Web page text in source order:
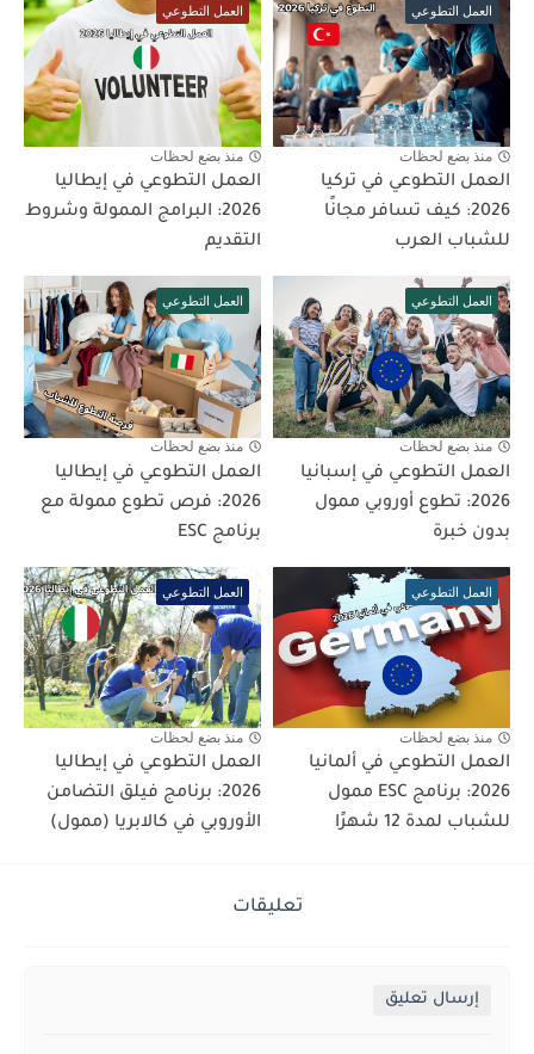
العمل التطوعي
منذ بضع لحظات
العمل التطوعي في تركيا
2026: كيف تسافر مجانًا
للشباب العرب
العمل التطوعي
منذ بضع لحظات
العمل التطوعي في إيطاليا
2026: البرامج الممولة وشروط
التقديم
العمل التطوعي
منذ بضع لحظات
العمل التطوعي في إسبانيا
2026: تطوع أوروبي ممول
بدون خبرة
العمل التطوعي
منذ بضع لحظات
العمل التطوعي في إيطاليا
2026: فرص تطوع ممولة مع
برنامج ESC
العمل التطوعي
منذ بضع لحظات
العمل التطوعي في ألمانيا
2026: برنامج ESC ممول
للشباب لمدة 12 شهرًا
العمل التطوعي
منذ بضع لحظات
العمل التطوعي في إيطاليا
2026: برنامج فيلق التضامن
الأوروبي في كالابريا (ممول)
تعليقات
إرسال تعليق